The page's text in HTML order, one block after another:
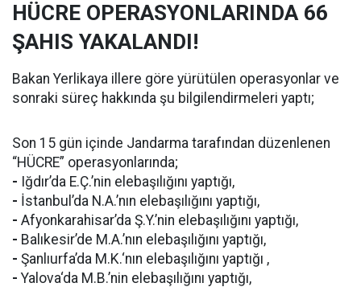
HÜCRE OPERASYONLARINDA 66
ŞAHIS YAKALANDI!
Bakan Yerlikaya illere göre yürütülen operasyonlar ve
sonraki süreç hakkında şu bilgilendirmeleri yaptı;
Son 15 gün içinde Jandarma tarafından düzenlenen
“HÜCRE” operasyonlarında;
- Iğdır’da E.Ç.’nin elebaşılığını yaptığı,
- İstanbul’da N.A.’nın elebaşılığını yaptığı,
- Afyonkarahisar’da Ş.Y.’nin elebaşılığını yaptığı,
- Balıkesir’de M.A.’nın elebaşılığını yaptığı,
- Şanlıurfa’da M.K.‘nın elebaşılığını yaptığı ,
- Yalova‘da M.B.’nin elebaşılığını yaptığı,